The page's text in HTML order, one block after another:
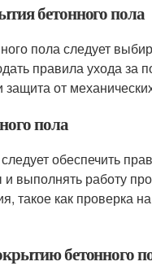
бетонного пола
пола следует
правила ухода за
от
пола
обеспечить
и выполнять работу
такое как проверка
бетонного